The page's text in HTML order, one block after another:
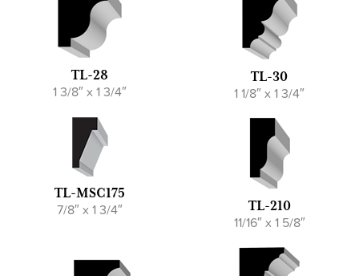
TL-28
1 3/8″ x 1 3/4″
TL-30
1 1/8″ x 1 3/4″
TL-MSC175
7/8″ x 1 3/4″ TL-210
11/16″ x 1 5/8″